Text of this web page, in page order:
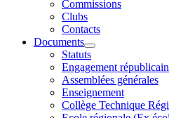
Commissions
Clubs
Contacts
Documents
Statuts
Engagement républicain
Assemblées générales
Enseignement
Collège Technique